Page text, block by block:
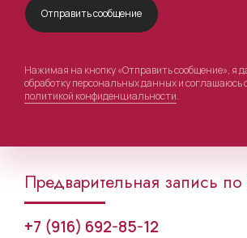
Нажимая на кнопку «Отправить сообщение», я
обработку персональных данных и соглашаюсь
политикой конфиденциальности.
Предварительная запись по
+7 (916) 692-85-12